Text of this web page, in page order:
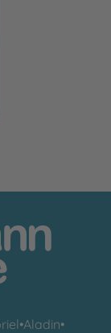
•Aladin•